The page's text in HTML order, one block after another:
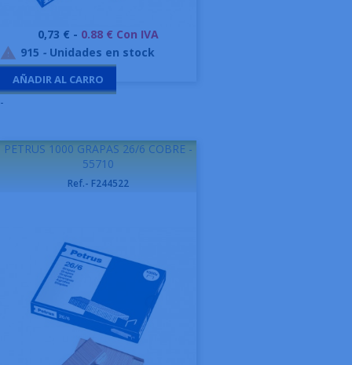
Precio
0,73 € - 0.88 € Con IVA
 915 - Unidades en stock
AÑADIR AL CARRO
-
PETRUS 1000 GRAPAS 26/6 COBRE -
55710
Ref.- F244522